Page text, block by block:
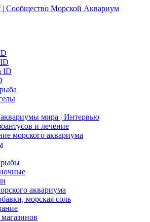
ID
мира | Интервью
и лечение
морского аквариума
аквариума
морская соль